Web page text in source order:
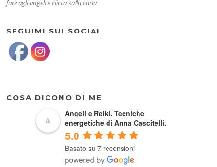
fare agli angeli e clicca sulla carta
SEGUIMI SUI SOCIAL
COSA DICONO DI ME
Angeli e Reiki. Tecniche
energetiche di Anna Cascitelli.
5.0
Basato su 7 recensioni